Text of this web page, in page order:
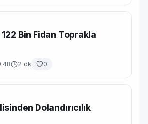
122 Bin Fidan Toprakla
2 dk 0
Dolandırıcılık